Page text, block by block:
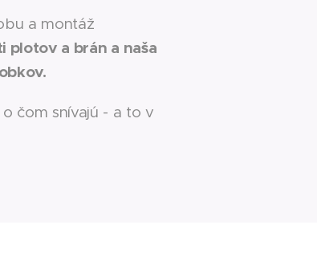
a montáž
plotov a brán a naša
čom snívajú - a to v